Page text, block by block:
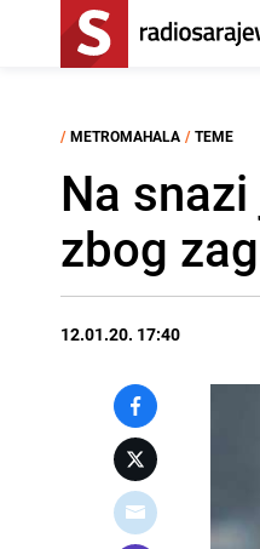
/ METROMAHALA / TEME
Na
zbog
12.01.20. 17:40